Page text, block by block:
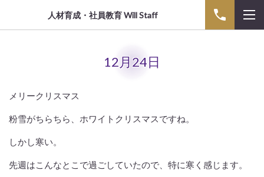
人材育成・社員教育 Will Staff
12月24日
メリークリスマス
粉雪がちらちら、ホワイトクリスマスですね。
しかし寒い。
先週はこんなとこで過ごしていたので、特に寒く感じます。